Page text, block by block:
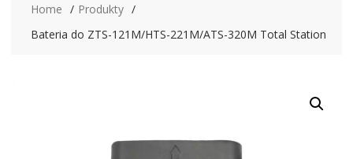
Home
Produkty
Bateria do ZTS-121M/HTS-221M/ATS-320M Total Station